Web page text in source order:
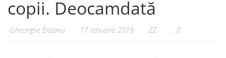
copii. Deocamdată
Gheorghe Erizanu 17 ianuarie 2019 ZZ 0